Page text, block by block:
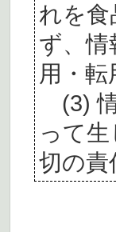
れを
ず、情
用・転
(3)
って
切の責